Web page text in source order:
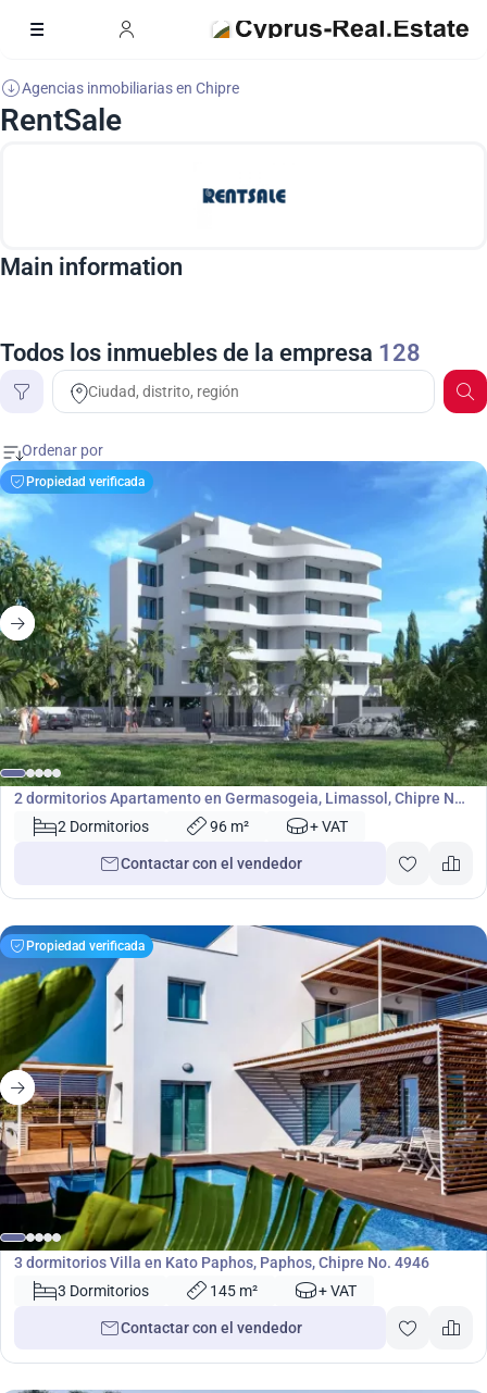
Agencias inmobiliarias en Chipre
RentSale
Main information
Todos los inmuebles de la empresa 128
Precio
Propiedad verificada
€415 000
Apartamento
2 dormitorios Apartamento en Germasogeia, Limassol, Chipre No.
4961 2 Dormitorios 96 m² + VAT
Contactar con el vendedor
Propiedad verificada
€860 000
Villa
3 dormitorios Villa en Kato Paphos, Paphos, Chipre No. 4946
3 Dormitorios
145 m² + VAT
Contactar con el vendedor